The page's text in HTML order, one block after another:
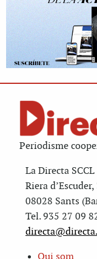
Periodisme
La Directa SCCL
Riera
08028 Sants
Tel. 935 27 09